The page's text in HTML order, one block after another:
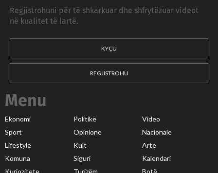
Regjistrohuni për të shkarkuar dhe shfrytëzuar videot
në kualitet të lartë.
KYÇU
REGJISTROHU
Menu
Ekonomi Politikë
Video
Sport
Opinione
Nacionale
Lifestyle
Kult
Arte
Komuna
Siguri
Kalendari
Kuriozitete
Turizëm Botë